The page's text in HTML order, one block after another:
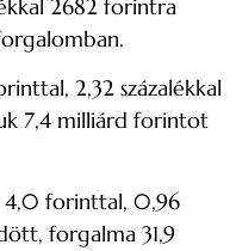
2682 forintra
2,32 százalékkal
7,4 milliárd forintot
4,0 forinttal, 0,96
forgalma 31,9